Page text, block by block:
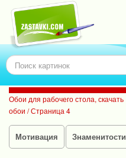
Обои для рабочего стола, скачать
обои / Страница 4
Мотивация Знаменитости